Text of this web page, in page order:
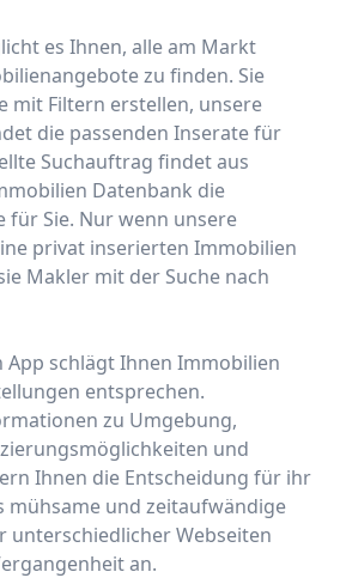
es Ihnen, alle am Markt
zu finden. Sie
mit Filtern erstellen, unsere
die passenden Inserate für
Suchauftrag findet aus
Datenbank die
für Sie. Nur wenn unsere
privat inserierten Immobilien
Makler mit der Suche nach
App schlägt Ihnen Immobilien
entsprechen.
zu Umgebung,
und
Ihnen die Entscheidung für ihr
mühsame und zeitaufwändige
unterschiedlicher Webseiten
an.